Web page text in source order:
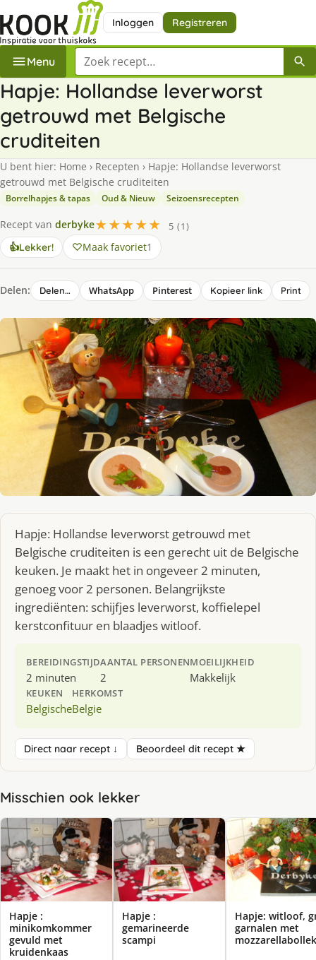
Inloggen Registreren
Menu Zoek een recept
Hapje: Hollandse leverworst
getrouwd met Belgische
cruditeiten
U bent hier: Home › Recepten › Hapje: Hollandse leverworst
getrouwd met Belgische cruditeiten
Borrelhapjes & tapas Oud & Nieuw Seizoensrecepten
Recept van derbyke★★★★★
5 (1)
👍Lekker! Maak favoriet1
Delen: Delen… WhatsApp Pinterest Kopieer link Print
Hapje: Hollandse leverworst getrouwd met
Belgische cruditeiten is een gerecht uit de Belgische
keuken. Je maakt het in ongeveer 2 minuten,
genoeg voor 2 personen. Belangrijkste
ingrediënten: schijfjes leverworst, koffielepel
kerstconfituur en blaadjes witloof.
BEREIDINGSTIJD
2 minuten
AANTAL PERSONEN
2
MOEILIJKHEID
Makkelijk
KEUKEN
Belgische
HERKOMST
Belgie
Direct naar recept ↓ Beoordeel dit recept ★
Misschien ook lekker
Hapje :
minikomkommer
gevuld met
kruidenkaas
Hapje :
gemarineerde
scampi
Hapje: witloof,
garnalen met